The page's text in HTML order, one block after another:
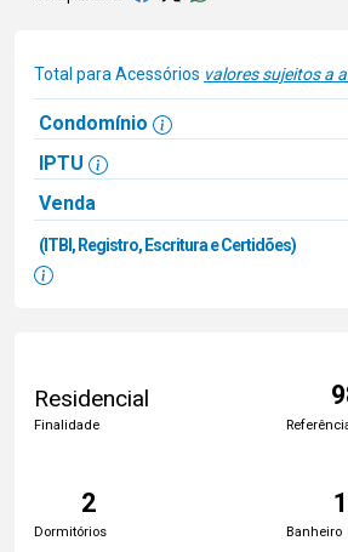
Total para Acessórios valores sujeitos a
Condomínio
IPTU
Venda
(ITBI, Registro, Escritura e Certidões)
Residencial
Finalidade
2
Dormitórios
1
Banheiro